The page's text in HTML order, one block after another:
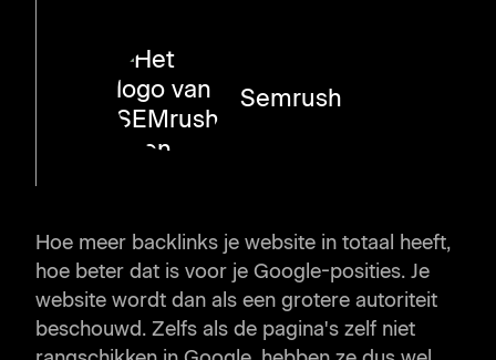
Semrush
Hoe meer backlinks je website in totaal heeft,
hoe beter dat is voor je Google-posities. Je
website wordt dan als een grotere autoriteit
beschouwd. Zelfs als de pagina's zelf niet